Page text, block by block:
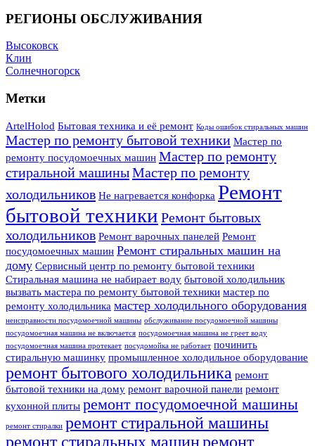
РЕГИОНЫ ОБСЛУЖИВАНИЯ
Высоковск
Клин
Солнечногорск
Метки
ArtelHolod Бытовая техника и её ремонт Коды ошибок стиральных машин
Мастер по ремонту бытовой техники Мастер по
ремонту посудомоечных машин Мастер по ремонту
стиральной машиныМастер по ремонту
холодильников Не нагревается конфорка Ремонт
бытовой техники Ремонт бытовых
холодильников Ремонт варочных панелей Ремонт
посудомоечных машин Ремонт стиральных машин на
дому Сервисный центр по ремонту бытовой техники
Стиральная машина не набирает воду бытовой холодильник
вызвать мастера по ремонту бытовой техники мастер по
ремонту холодильника мастер холодильного оборудования
неисправности посудомоечной машины обслуживание посудомоечной машины
посудомоечная машина не включается посудомоечная машина не греет воду
посудомоечная машина протекает посудомойка не работает починить
стиральную машинку промышленное холодильное оборудование
ремонт бытового холодильника ремонт
бытовой техники на дому ремонт варочной панели ремонт
кухонной плиты ремонт посудомоечной машины
ремонт стиралки ремонт стиральной машины
ремонт стиральных машинремонт